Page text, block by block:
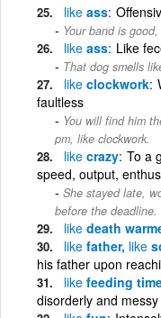
like ass
Your band is
like ass Like
That dog smells
like clockwork
faultless
You will find him
pm, like clockwork.
like crazy To a
speed, output,
She stayed late,
before the deadline.
like death
like father, like
his father upon
like feeding
disorderly and messy